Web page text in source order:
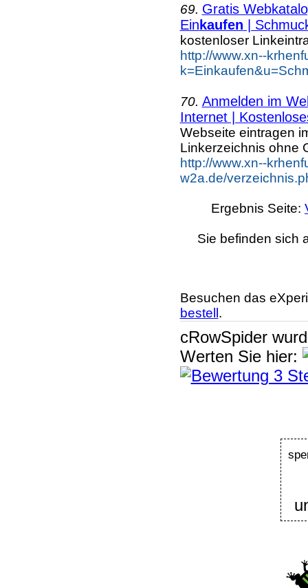
69. Gratis
Ein kaufen |
kostenloser
http://www.xn--
70. Anmelden im
Internet |
Webseite eintragen
Linkerzeichnis ohne
http://www.xn--
w2a.de/
Ergebnis Seite:
Sie befinden sich
Besuchen das
bestell .
cRowSpider
Werten Sie hier: